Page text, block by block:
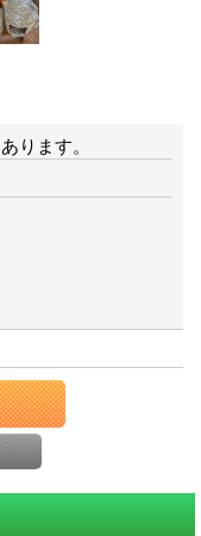
ります。